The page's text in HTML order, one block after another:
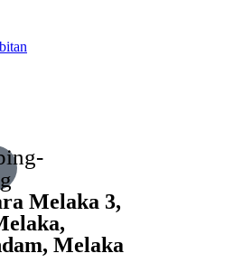
Melaka 3,
Melaka